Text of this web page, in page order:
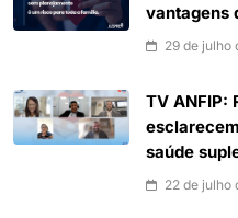
vantagens
29 de julho
TV ANFIP:
saúde
22 de julho